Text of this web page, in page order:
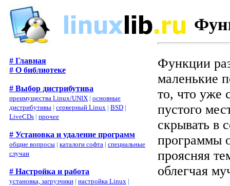
# Главная
# О библиотеке
# Выбор дистрибутива
преимущества Linux/UNIX | основные
дистрибутивы | серверный Linux | BSD |
LiveCDs | прочее
# Установка и удаление программ
общие вопросы | каталоги софта | специальные
случаи
# Настройка и работа
установка, загрузчики | настройка Linux |
Функции
маленькие
то, что уже
пустого
скрывать в
программы
проясняя
облегчая